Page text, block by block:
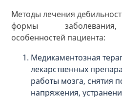
Методы лечения
формы заболевания,
особенностей пациента:
Медикаментозная
лекарственных
работы мозга, снятия
напряжения,